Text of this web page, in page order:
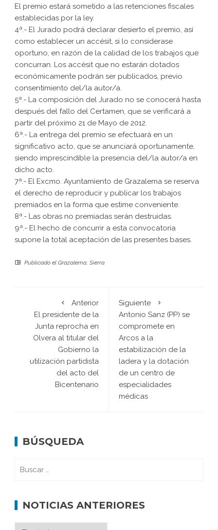
El premio estará sometido a las retenciones fiscales
establecidas por la ley.
4ª.- El Jurado podrá declarar desierto el premio, así
como establecer un accésit, si lo considerase
oportuno, en razón de la calidad de los trabajos que
concurran. Los accésit que no estarán dotados
económicamente podrán ser publicados, previo
consentimiento del/la autor/a.
5ª.- La composición del Jurado no se conocerá hasta
después del fallo del Certamen, que se verificará a
partir del próximo 21 de Mayo de 2012.
6ª.- La entrega del premio se efectuará en un
significativo acto, que se anunciará oportunamente,
siendo imprescindible la presencia del/la autor/a en
dicho acto.
7ª.- El Excmo. Ayuntamiento de Grazalema se reserva
el derecho de reproducir y publicar los trabajos
premiados en la forma que estime conveniente.
8ª.- Las obras no premiadas serán destruidas.
9ª.- El hecho de concurrir a esta convocatoria
supone la total aceptación de las presentes bases.
Publicado el Grazalema, Sierra
Anterior
El presidente de la
Junta reprocha en
Olvera al titular del
Gobierno la
utilización partidista
del acto del
Bicentenario
Siguiente
Antonio Sanz (PP) se
compromete en
Arcos a la
estabilización de la
ladera y la dotación
de un centro de
especialidades
médicas
BÚSQUEDA
NOTICIAS ANTERIORES